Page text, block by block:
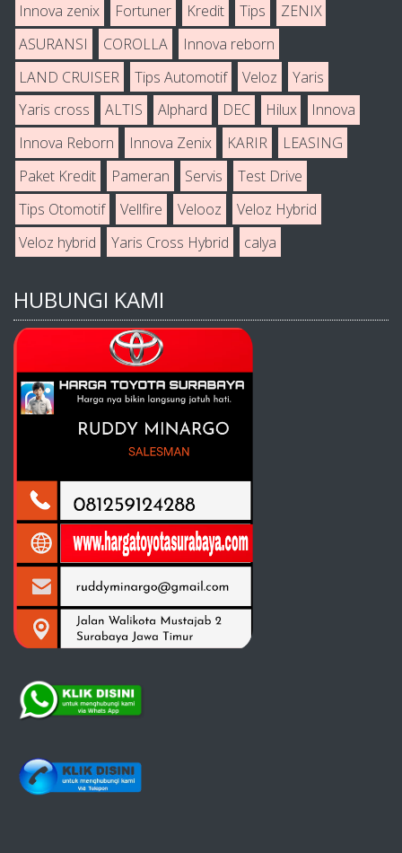
Innova zenix
Fortuner Kredit Tips
ZENIX
ASURANSI
COROLLA
Innova reborn
LAND CRUISER
Tips Automotif Veloz
Yaris
Yaris cross
ALTIS Alphard DEC Hilux
Innova
Innova Reborn
Innova Zenix KARIR
LEASING
Paket Kredit
Pameran Servis
Test Drive
Tips Otomotif
Vellfire Velooz
Veloz Hybrid
Veloz hybrid
Yaris Cross Hybrid calya
HUBUNGI KAMI